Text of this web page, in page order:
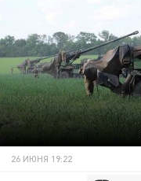
26 ИЮНЯ 19:22